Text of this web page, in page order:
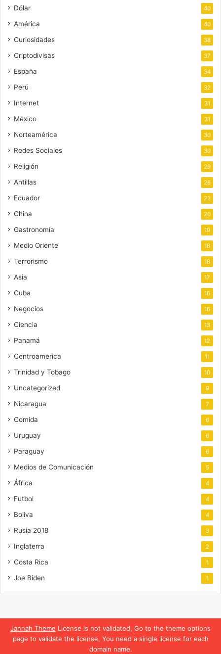
Jannah Theme License is not validated, Go to the theme options
page to validate the license, You need a single license for each
domain name.
Dólar 40
América 40
Curiosidades 38
Criptodivisas 37
España 34
Perú 32
Internet 31
México 31
Norteamérica 30
Redes Sociales 30
Religión 29
Antillas 26
Ecuador 22
China 20
Gastronomía 19
Medio Oriente 18
Terrorismo 18
Asia 17
Cuba 16
Negocios 16
Ciencia 13
Panamá 12
Centroamerica 11
Trinidad y Tobago 10
Uncategorized 9
Nicaragua 7
Comida 6
Uruguay 6
Paraguay 6
Medios de Comunicación 5
África 4
Futbol 4
Boliva 4
Rusia 2018 3
Inglaterra 2
Costa Rica 1
Joe Biden 1